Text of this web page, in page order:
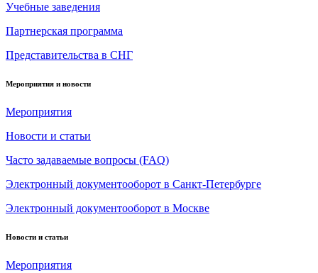
Учебные заведения
Партнерская программа
Представительства в СНГ
Мероприятия и новости
Мероприятия
Новости и статьи
Часто задаваемые вопросы (FAQ)
Электронный документооборот в Санкт-Петербурге
Электронный документооборот в Москве
Новости и статьи
Мероприятия